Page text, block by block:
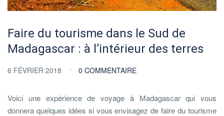
Faire du tourisme dans le Sud de
Madagascar : à l’intérieur des terres
6 FÉVRIER 2018 0 COMMENTAIRE
Voici une expérience de voyage à Madagascar qui vous
donnera quelques idées si vous envisagez de faire du tourisme